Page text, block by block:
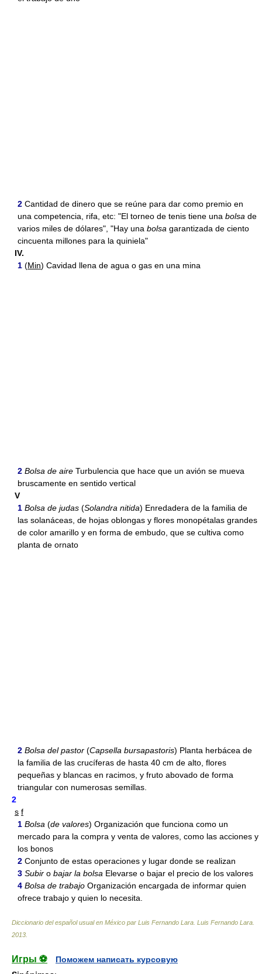
2 Cantidad de dinero que se reúne para dar como premio en
una competencia, rifa, etc: "El torneo de tenis tiene una bolsa de
varios miles de dólares", "Hay una bolsa garantizada de ciento
cincuenta millones para la quiniela"
IV.
1 (Min) Cavidad llena de agua o gas en una mina
2 Bolsa de aire Turbulencia que hace que un avión se mueva
bruscamente en sentido vertical
V
1 Bolsa de judas (Solandra nitida) Enredadera de la familia de
las solanáceas, de hojas oblongas y flores monopétalas grandes
de color amarillo y en forma de embudo, que se cultiva como
planta de ornato
2 Bolsa del pastor (Capsella bursapastoris) Planta herbácea de
la familia de las crucíferas de hasta 40 cm de alto, flores
pequeñas y blancas en racimos, y fruto abovado de forma
triangular con numerosas semillas.
2
s f
1 Bolsa (de valores) Organización que funciona como un
mercado para la compra y venta de valores, como las acciones y
los bonos
2 Conjunto de estas operaciones y lugar donde se realizan
3 Subir o bajar la bolsa Elevarse o bajar el precio de los valores
4 Bolsa de trabajo Organización encargada de informar quien
ofrece trabajo y quien lo necesita.
Diccionario del español usual en México par Luis Fernando Lara Luis Fernando Lara
2013
Игры ⚽
Поможем написать курсовую